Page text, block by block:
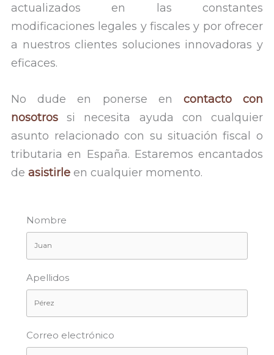
actualizados en las constantes
modificaciones legales y fiscales y por ofrecer
a nuestros clientes soluciones innovadoras y
eficaces.
No dude en ponerse en contacto con
nosotros si necesita ayuda con cualquier
asunto relacionado con su situación fiscal o
tributaria en España. Estaremos encantados
deasistirle en cualquier momento.
Nombre
Apellidos
Correo electrónico